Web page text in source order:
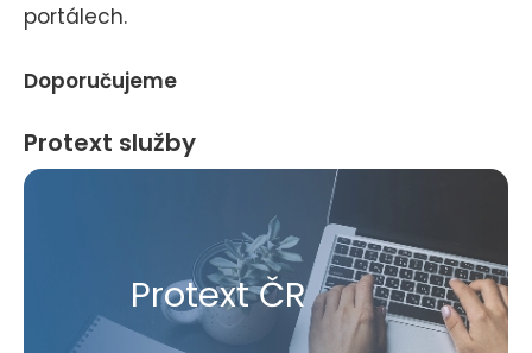
portálech.
Doporučujeme
Protext služby
Protext ČR